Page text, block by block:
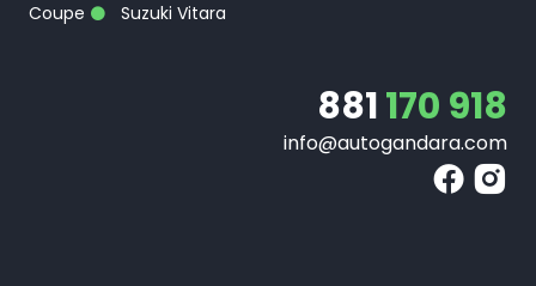
Coupe
Suzuki Vitara
881170 918
info@autogandara.com